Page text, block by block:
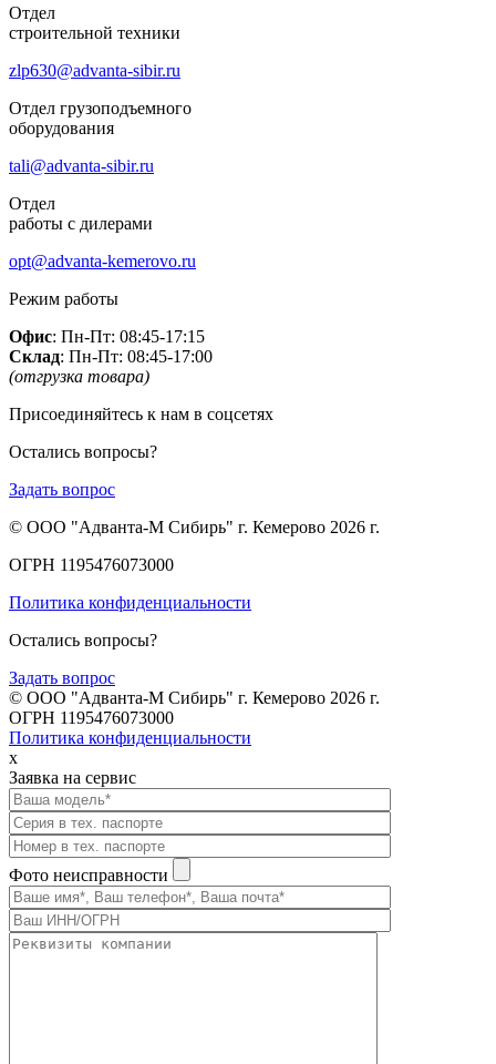
Отдел
строительной техники
zlp630@advanta-sibir.ru
Отдел грузоподъемного
оборудования
tali@advanta-sibir.ru
Отдел
работы с дилерами
opt@advanta-kemerovo.ru
Режим работы
Офис: Пн-Пт: 08:45-17:15
Склад: Пн-Пт: 08:45-17:00
(отгрузка товара)
Присоединяйтесь к нам в соцсетях
Остались вопросы?
Задать вопрос
© ООО "Адванта-М Сибирь" г. Кемерово 2026 г.
ОГРН 1195476073000
Политика конфиденциальности
Остались вопросы?
Задать вопрос
© ООО "Адванта-М Сибирь" г. Кемерово 2026 г.
ОГРН 1195476073000
Политика конфиденциальности
x
Заявка на сервис
Фото неисправности